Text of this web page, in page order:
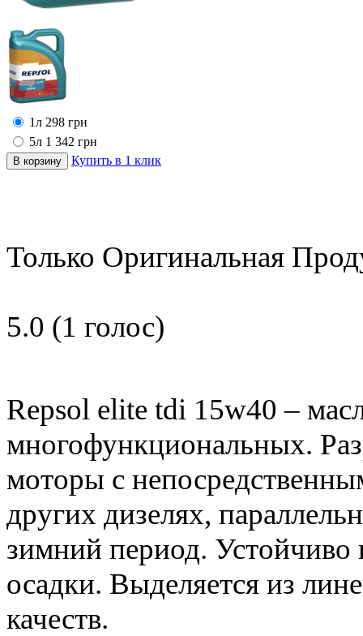
1л 298 грн
5л 1 342 грн
Купить в 1 клик
Только Оригинальная
5.0 (1 голос)
Repsol elite tdi 15w40 –
многофункциональных.
моторы с
других дизелях,
зимний период.
осадки. Выделяется из
качеств.